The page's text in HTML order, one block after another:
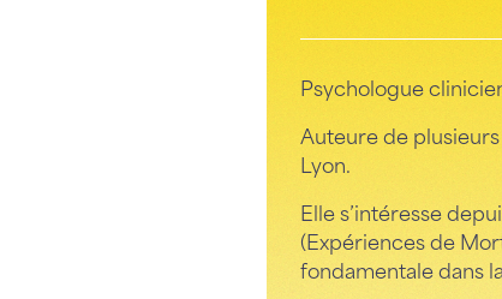
Psychologue
Auteure de
Lyon.
Elle s’intéresse
(Expériences de
fondamentale dans